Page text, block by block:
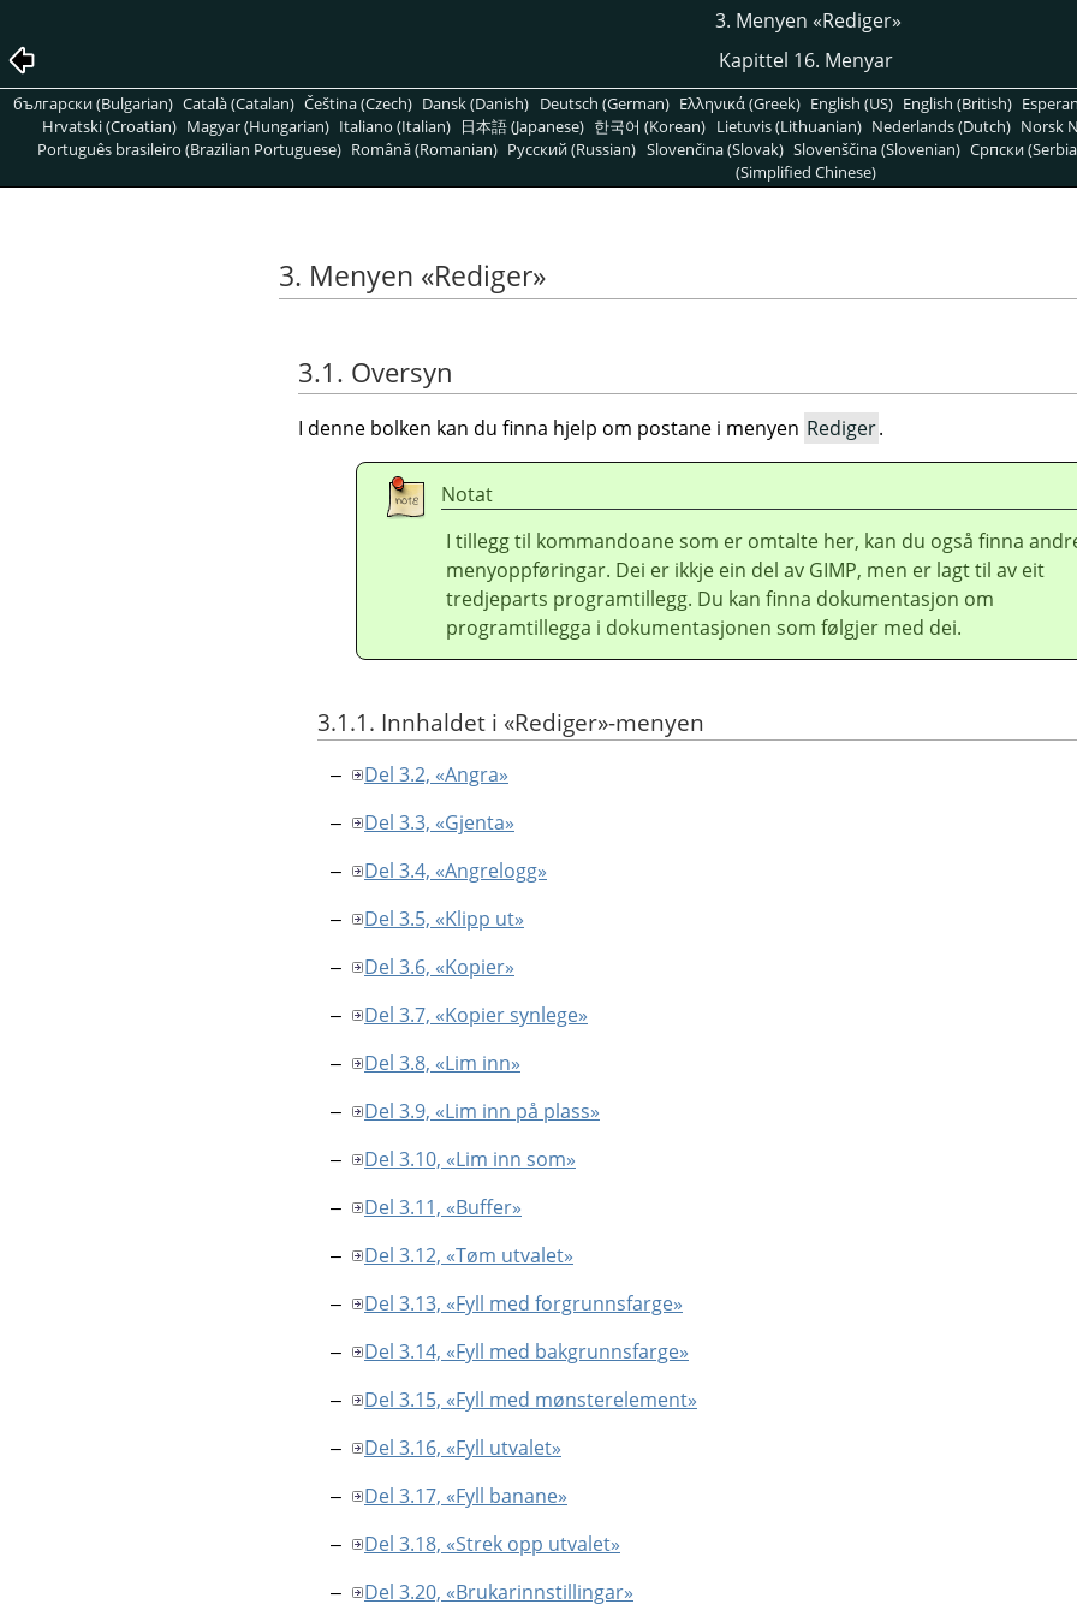
3. Menyen «Rediger»
Kapittel 16. Menyar
български (Bulgarian) Català (Catalan) Čeština (Czech) Dansk (Danish) Deutsch (German) Ελληνικά (Greek) English (US) English (British)
Hrvatski (Croatian) Magyar (Hungarian) Italiano (Italian) 日本語 (Japanese) 한국어 (Korean) Lietuvis (Lithuanian) Nederlands (Dutch) Norsk
Português brasileiro (Brazilian Portuguese) Română (Romanian) Pусский (Russian) Slovenčina (Slovak) Slovenščina (Slovenian) Српски
(Simplified Chinese)
3. Menyen «Rediger»
3.1. Oversyn
I denne bolken kan du finna hjelp om postane i menyen Rediger.
Notat
I tillegg til kommandoane som er omtalte her, kan du også finna
menyoppføringar. Dei er ikkje ein del av GIMP, men er lagt til av eit
tredjeparts programtillegg. Du kan finna dokumentasjon om
programtillegga i dokumentasjonen som følgjer med dei.
3.1.1. Innhaldet i «Rediger»-menyen
Del 3.2, «Angra»
Del 3.3, «Gjenta»
Del 3.4, «Angrelogg»
Del 3.5, «Klipp ut»
Del 3.6, «Kopier»
Del 3.7, «Kopier synlege»
Del 3.8, «Lim inn»
Del 3.9, «Lim inn på plass»
Del 3.10, «Lim inn som»
Del 3.11, «Buffer»
Del 3.12, «Tøm utvalet»
Del 3.13, «Fyll med forgrunnsfarge»
Del 3.14, «Fyll med bakgrunnsfarge»
Del 3.15, «Fyll med mønsterelement»
Del 3.16, «Fyll utvalet»
Del 3.17, «Fyll banane»
Del 3.18, «Strek opp utvalet»
Del 3.20, «Brukarinnstillingar»